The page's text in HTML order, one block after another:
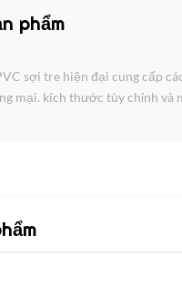
phẩm
sợi tre hiện đại cung cấp
mại. kích thước tùy chỉnh và